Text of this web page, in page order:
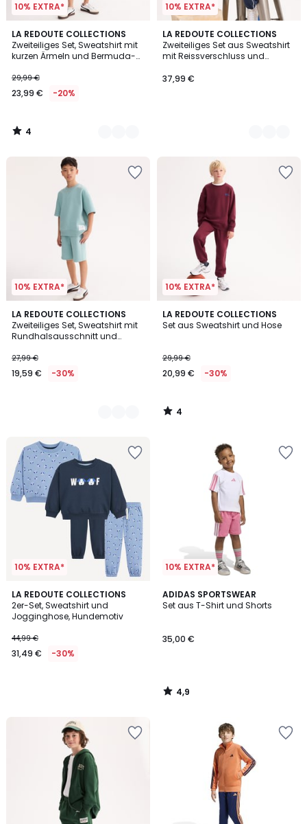
10% EXTRA*
LA REDOUTE COLLECTIONS
Zweiteiliges Set, Sweatshirt mit
kurzen Ärmeln und Bermuda-
29,99 €
23,99 € -20%
4
/
5
2
Farben
4
/
10% EXTRA*
LA REDOUTE COLLECTIONS
Zweiteiliges Set aus Sweatshirt
mit Reissverschluss und
Molton
37,99 €
2
Farben
10% EXTRA*
LA REDOUTE COLLECTIONS
Zweiteiliges Set, Sweatshirt mit
Rundhalsausschnitt und
27,99 €
19,59 € -30%
2
Farben
10% EXTRA*
LA REDOUTE COLLECTIONS
Set aus Sweatshirt und Hose
29,99 €
20,99 € -30%
4
/
4
/
10% EXTRA*
LA REDOUTE COLLECTIONS
2er-Set, Sweatshirt und
Jogginghose, Hundemotiv
44,99 €
31,49 € -30%
10% EXTRA*
ADIDAS SPORTSWEAR
Set aus T-Shirt und Shorts
35,00 €
4,9
/ 5
4,9
/